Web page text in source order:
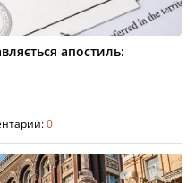
апостиль:
0